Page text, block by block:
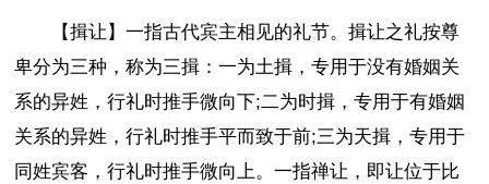
【揖让】一指古代宾主相见的礼节。揖让之礼按尊
卑分为三种，称为三揖：一为土揖，专用于没有婚姻关
系的异姓，行礼时推手微向下;二为时揖，专用于有婚姻
关系的异姓，行礼时推手平而致于前;三为天揖，专用于
同姓宾客，行礼时推手微向上。一指禅让，即让位于比